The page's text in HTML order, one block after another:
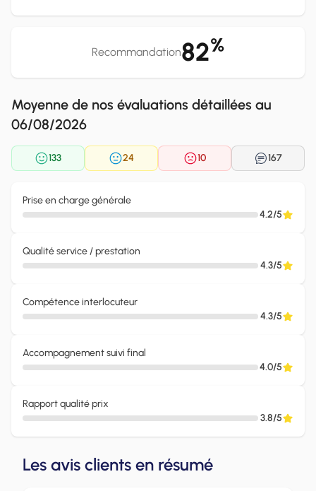
Recommandation82%
Moyenne de nos évaluations détaillées au
06/08/2026
133 24 10 167
Prise en charge générale
4.2/5
Qualité service / prestation
4.3/5
Compétence interlocuteur
4.3/5
Accompagnement suivi final
4.0/5
Rapport qualité prix
3.8/5
Les avis clients en résumé